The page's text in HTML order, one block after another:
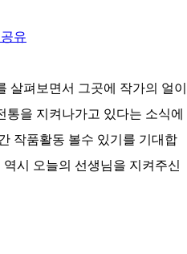
유
살펴보면서 그곳에 작가의 얼이
을 지켜나가고 있다는 소식에
작품활동 볼수 있기를 기대합
시 오늘의 선생님을 지켜주신